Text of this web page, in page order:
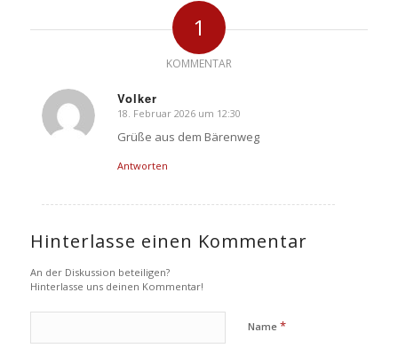
1
KOMMENTAR
Volker
sagte:
18. Februar 2026 um 12:30
Grüße aus dem Bärenweg
Antworten
Hinterlasse einen Kommentar
An der Diskussion beteiligen?
Hinterlasse uns deinen Kommentar!
Name *